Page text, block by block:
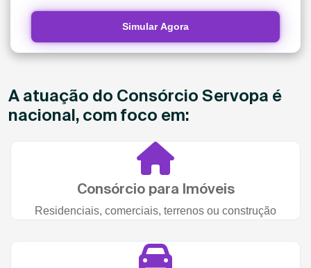
Simular Agora
A atuação do Consórcio Servopa é
nacional, com foco em:
Consórcio para Imóveis
Residenciais, comerciais, terrenos ou construção